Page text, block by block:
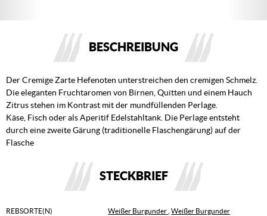
BESCHREIBUNG
Der Cremige Zarte Hefenoten unterstreichen den cremigen Schmelz.
Die eleganten Fruchtaromen von Birnen, Quitten und einem Hauch
Zitrus stehen im Kontrast mit der mundfüllenden Perlage.
Käse, Fisch oder als Aperitif Edelstahltank. Die Perlage entsteht
durch eine zweite Gärung (traditionelle Flaschengärung) auf der
Flasche
STECKBRIEF
REBSORTE(N) Weißer Burgunder ,Weißer Burgunder